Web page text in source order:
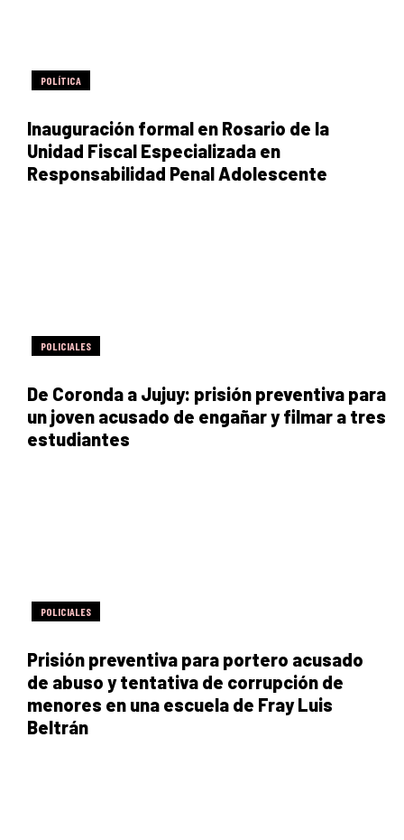
POLÍTICA
Inauguración formal en Rosario de la
Unidad Fiscal Especializada en
Responsabilidad Penal Adolescente
POLICIALES
De Coronda a Jujuy: prisión preventiva para
un joven acusado de engañar y filmar a tres
estudiantes
POLICIALES
Prisión preventiva para portero acusado
de abuso y tentativa de corrupción de
menores en una escuela de Fray Luis
Beltrán